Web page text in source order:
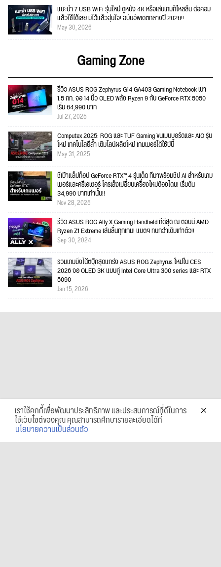
แนะนำ 7 USB WiFi รุ่นใหม่ ดูหนัง 4K หรือเล่นเกมก็ไหลลื่น ต่อคอม
แล้วใช้ได้เลย มีไว้แล้วอุ่นใจ! ฉบับอัพเดตกลางปี 2026!!
May 30, 2026
Gaming Zone
รีวิว ASUS ROG Zephyrus G14 GA403 Gaming Notebook เบา
1.5 กก. จอ 14 นิ้ว OLED พลัง Ryzen 9 กับ GeForce RTX 5050
เริ่ม 64,990 บาท
Jul 27, 2025
Computex 2025: ROG และ TUF Gaming ขนเมนบอร์ดและ AIO รุ่น
ใหม่ เทคโนโลยีล้ำ เติมไลน์ผลิตใหม่ เกมเมอร์ได้ใช้ปีนี้
May 31, 2025
ชี้เป้าแล็ปท็อป GeForce RTX™ 4 รุ่นเด็ด ที่มาพร้อมชิป AI สำหรับเกม
เมอร์และครีเอเตอร์ ใครเล็งเปลี่ยนเครื่องใหม่ต้องโดน! เริ่มต้น
34,990 บาทเท่านั้น!!
Nov 28, 2025
รีวิว ASUS ROG Ally X Gaming Handheld ที่ดีสุด ณ ตอนนี้ AMD
Ryzen Z1 Extreme เล่นลื่นทุกเกม! แบตฯ ทนกว่าเดิมเท่าตัว!!
Sep 30, 2024
รวมเกมมิ่งโน้ตบุ๊กสุดแกร่ง ASUS ROG Zephyrus ใหม่ใน CES
2026 จอ OLED 3K แบบคู่ Intel Core Ultra 300 series และ RTX
5090
Jan 15, 2026
เราใช้คุกกี้เพื่อพัฒนาประสิทธิภาพ และประสบการณ์ที่ดีในการ
ใช้เว็บไซต์ของคุณ คุณสามารถศึกษารายละเอียดได้ที่
นโยบายความเป็นส่วนตัว